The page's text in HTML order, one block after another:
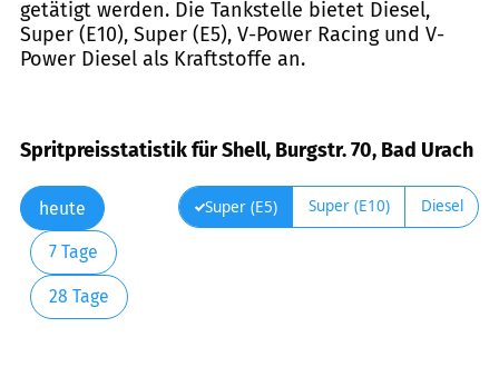
getätigt werden. Die Tankstelle bietet Diesel,
Super (E10), Super (E5), V-Power Racing und V-
Power Diesel als Kraftstoffe an.
Spritpreisstatistik für Shell, Burgstr. 70, Bad Urach
heute
7 Tage
28 Tage
Super (E5) Super (E10) Diesel